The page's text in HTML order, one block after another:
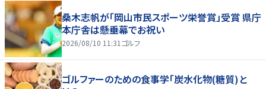
桑木志帆が「岡山市民スポーツ栄誉賞」受賞 県庁
本庁舎は懸垂幕でお祝い
2026/08/10 11:31 ゴルフ
ゴルファーのための食事学「炭水化物(糖質)と